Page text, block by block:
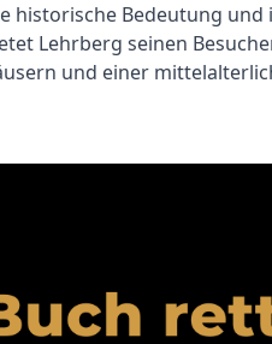
Bedeutung und
Lehrberg seinen
und einer